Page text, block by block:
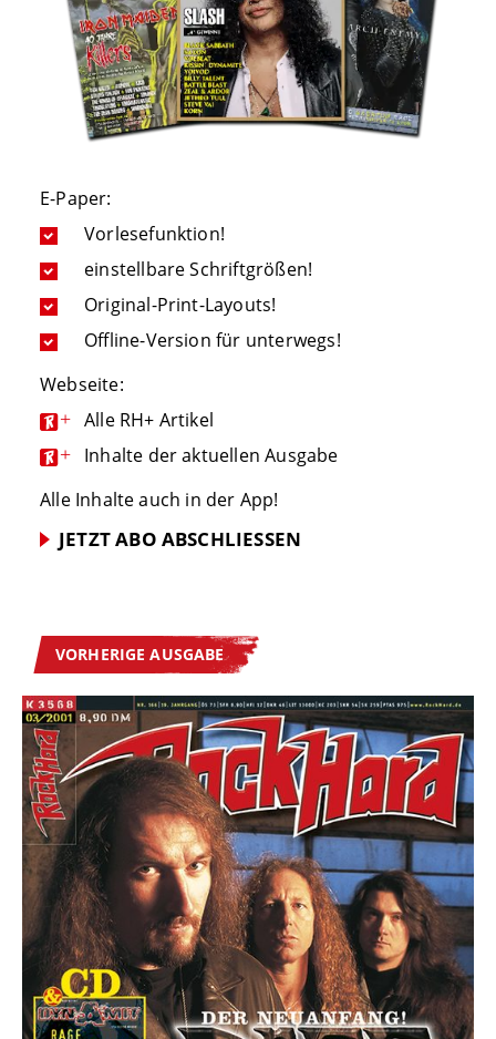
E-Paper:
Vorlesefunktion!
einstellbare Schriftgrößen!
Original-Print-Layouts!
Offline-Version für unterwegs!
Webseite:
+ Alle RH+ Artikel
+
Inhalte der aktuellen Ausgabe
Alle Inhalte auch in der App!
JETZT ABO ABSCHLIESSEN
VORHERIGE AUSGABE